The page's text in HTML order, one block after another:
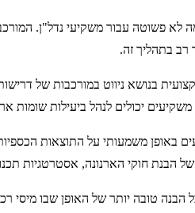
לא פשוטה עבור משקיעי נדל"ן.
רב בתהליך זה.
בנושא ניווט במורכבות של
יכולים לנהל ביעילות שומות
באופן משמעותי על התוצאות
הבנת חוקי הארנונה, אסטרטגיות
הבנה טובה יותר של האופן שבו